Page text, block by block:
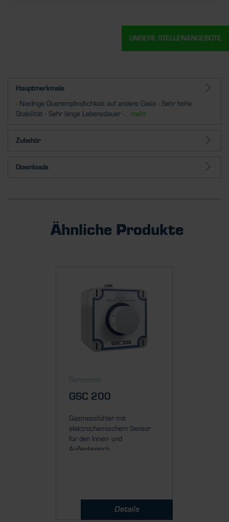
Hauptmerkmale
- Niedrige Querempfindlichkeit auf andere Gase - Sehr hohe
Stabilität - Sehr lange Lebensdauer -... mehr
Zubehör
Downloads
Ähnliche Produkte
Sensoren
GSC 200
Gasmessfühler mit
elektrochemischem Sensor
für den Innen- und
Außenbereich...
Details
UNSERE STELLENANGEBOTE